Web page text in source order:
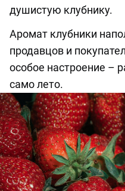
душистую клубнику.
Аромат клубники
продавцов и
особое настроение –
само лето.